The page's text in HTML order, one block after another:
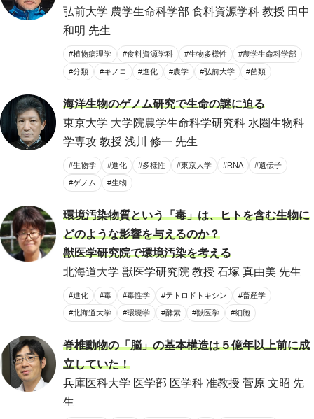
弘前大学 農学生命科学部 食料資源学科 教授 田中
和明 先生
#植物病理学 #食料資源学科 #生物多様性 #農学生命科学部
#分類 #キノコ #進化 #農学 #弘前大学 #菌類
海洋生物のゲノム研究で生命の謎に迫る
東京大学 大学院農学生命科学研究科 水圏生物科
学専攻 教授 浅川 修一 先生
#生物学 #進化 #多様性 #東京大学 #RNA #遺伝子
#ゲノム #生物
環境汚染物質という「毒」は、ヒトを含む生物に
どのような影響を与えるのか？
獣医学研究院で環境汚染を考える
北海道大学 獣医学研究院 教授 石塚 真由美 先生
#進化 #毒 #毒性学 #テトロドトキシン #畜産学
#北海道大学 #環境学 #酵素 #獣医学 #細胞
脊椎動物の「脳」の基本構造は５億年以上前に成
立していた！
兵庫医科大学 医学部 医学科 准教授 菅原 文昭 先
生